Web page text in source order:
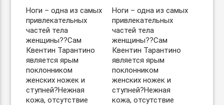
Ноги – одна из самых
привлекательных
частей тела
женщины??Сам
Квентин Тарантино
является ярым
поклонником
женских ножек и
ступней?Нежная
кожа, отсутствие
Ноги – одна из самых
привлекательных
частей тела
женщины??Сам
Квентин Тарантино
является ярым
поклонником
женских ножек и
ступней?Нежная
кожа, отсутствие